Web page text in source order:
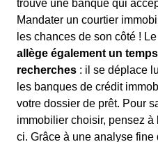
trouvé une banque qui
Mandater un courtier
les chances de son côté !
allège également un
recherches : il se déplace
les banques de crédit
votre dossier de prêt. Pour
immobilier choisir, pensez
ci. Grâce à une analyse